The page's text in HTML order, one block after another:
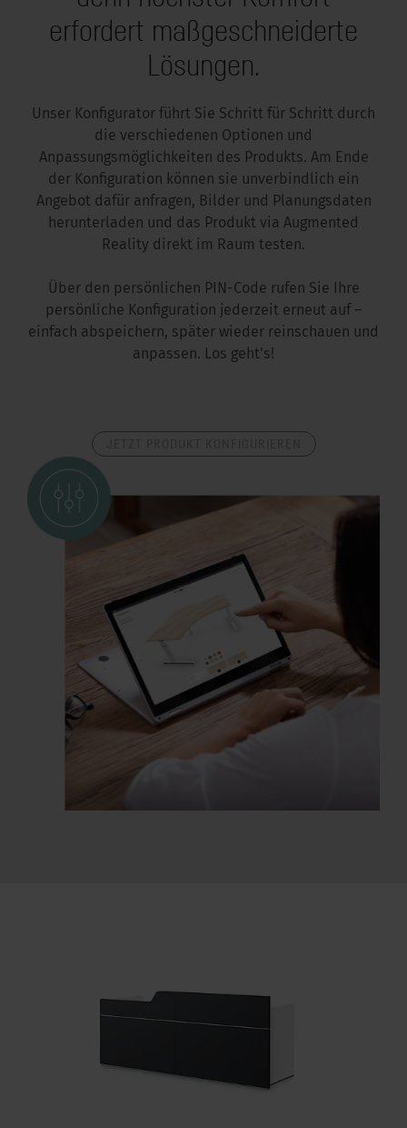
erfordert maßgeschneiderte
Lösungen.
Unser Konfigurator führt Sie Schritt für Schritt durch
die verschiedenen Optionen und
Anpassungsmöglichkeiten des Produkts. Am Ende
der Konfiguration können sie unverbindlich ein
Angebot dafür anfragen, Bilder und Planungsdaten
herunterladen und das Produkt via Augmented
Reality direkt im Raum testen.
Über den persönlichen PIN-Code rufen Sie Ihre
persönliche Konfiguration jederzeit erneut auf –
einfach abspeichern, später wieder reinschauen und
anpassen. Los geht’s!